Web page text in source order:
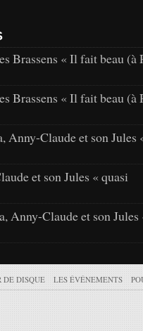
Brassens « Il fait beau (à
Brassens « Il fait beau (à
Anny-Claude et son Jules
et son Jules « quasi
Anny-Claude et son Jules
DE DISQUE LES ÉVÉNEMENTS